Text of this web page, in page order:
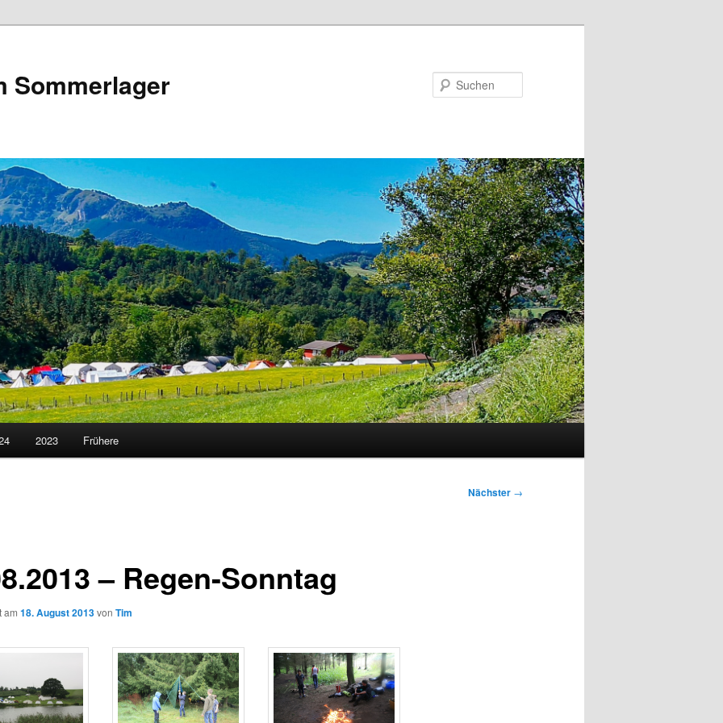
Sommerlager
2023 Frühere
Nächster →
– Regen-Sonntag
am 18. August 2013von Tim